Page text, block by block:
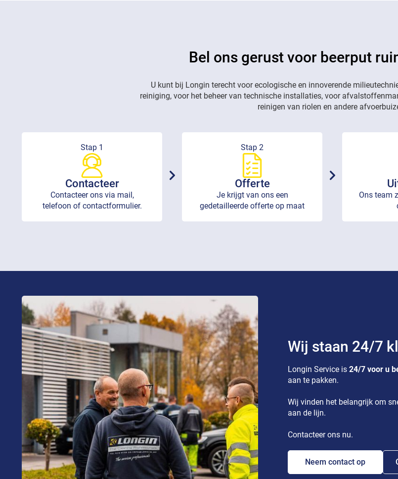
Bel ons gerust voor beerput
U kunt bij Longin terecht voor ecologische en innoverende
reiniging, voor het beheer van technische installaties, voor
reinigen van riolen en andere
Stap 1
Contacteer
Contacteer ons via mail,
telefoon of contactformulier.
Stap 2
Offerte
Je krijgt van ons een
gedetailleerde offerte op maat
Ons team
Wij staan 24/7
Longin Service is24/7 voor u
aan te pakken.
Wij vinden het belangrijk om
aan de lijn.
Contacteer ons nu.
Neem contact op